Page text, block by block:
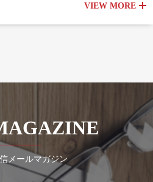
VIEW MORE
メールマガジン